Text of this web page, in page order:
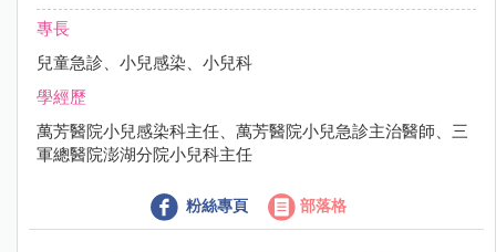
專長
兒童急診、小兒感染、小兒科
學經歷
萬芳醫院小兒感染科主任、萬芳醫院小兒急診主治醫師、三
軍總醫院澎湖分院小兒科主任
粉絲專頁 部落格